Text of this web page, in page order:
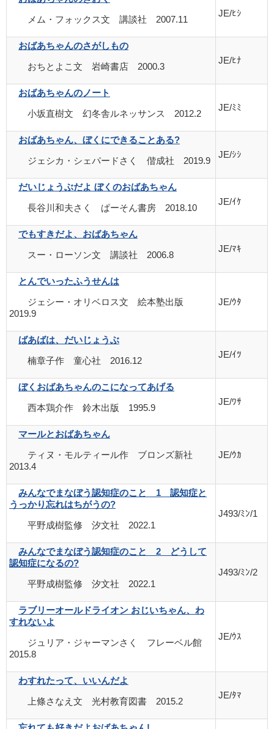
メム・フォックス文 講談社 2007.11
JE/ﾋｼ
おばあちゃんのさがしもの
おちとよこ文 岩崎書店 2000.3
JE/ﾋﾅ
おばあちゃんのノート
小坂直樹文 幻冬舎ルネッサンス 2012.2
JE/ﾐﾐ
おばあちゃん、ぼくにできることある?
ジェシカ・シェパードさく 偕成社 2019.9
JE/ｼｼ
だいじょうぶだよ ぼくのおばあちゃん
長谷川和夫さく ぱーそん書房 2018.10
JE/ｲｹ
でもすきだよ、おばあちゃん
スー・ローソン文 講談社 2006.8
JE/ﾏｷ
とんでいったふうせんは
ジェシー・オリベロス文 絵本塾出版
2019.9
JE/ｳﾀ
ばあばは、だいじょうぶ
楠章子作 童心社 2016.12
JE/ｲﾂ
ぼくおばあちゃんのこになってあげる
西本鶏介作 鈴木出版 1995.9
JE/ﾜｻ
マールとおばあちゃん
ティヌ・モルティール作 ブロンズ新社
2013.4
JE/ｳｶ
みんなでまなぼう認知症のこと 1 認知症と
うっかり忘れはちがうの?
平野成樹監修 汐文社 2022.1
J493/ﾐﾝ/1
みんなでまなぼう認知症のこと 2 どうして
認知症になるの?
平野成樹監修 汐文社 2022.1
J493/ﾐﾝ/2
ラブリーオールドライオン おじいちゃん、わ
すれないよ
ジュリア・ジャーマンさく フレーベル館
2015.8
JE/ｳｽ
わすれたって、いいんだよ
上條さなえ文 光村教育図書 2015.2
JE/ﾀﾏ